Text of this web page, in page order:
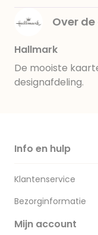
Over
Hallmark
De mooiste
designafdeling.
Info en hulp
Klantenservice
Bezorginformatie
Mijn account